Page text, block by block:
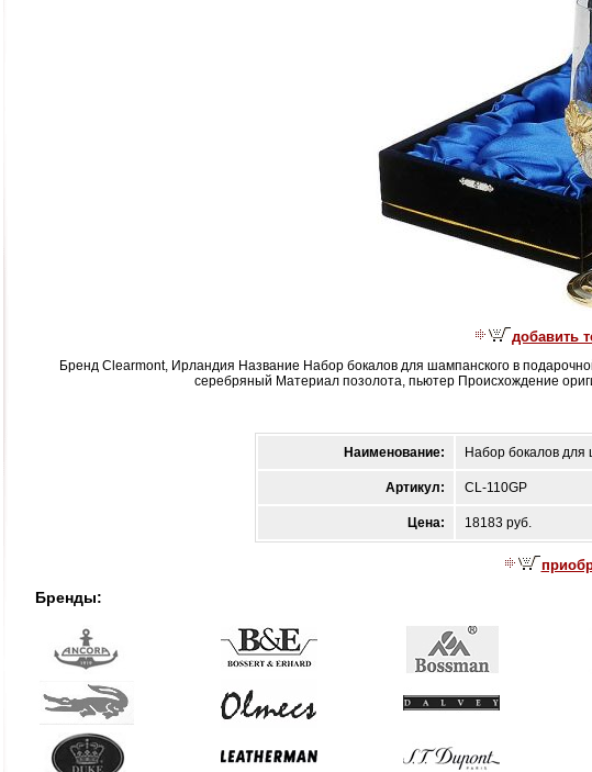
добавить
Бренд Clearmont, Ирландия Название Набор бокалов для шампанского в
серебряный Материал позолота, пьютер Происхождение
Наименование: Набор бокалов для
Артикул: CL-110GP
Цена: 18183 руб.
Бренды: